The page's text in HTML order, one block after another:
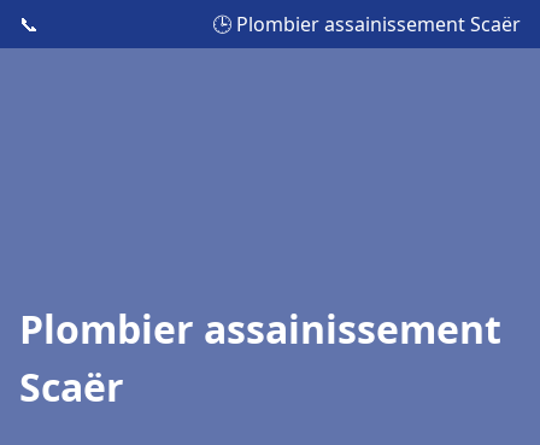
📞 🕒 Plombier assainissement Scaër
Plombier assainissement
Scaër